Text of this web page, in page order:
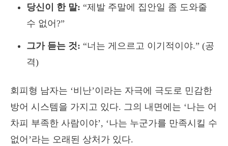
당신이 한 말: “제발 주말에 집안일 좀 도와줄
수 없어?”
그가 듣는 것: “너는 게으르고 이기적이야.” (공
격)
회피형 남자는 ‘비난’이라는 자극에 극도로 민감한
방어 시스템을 가지고 있다. 그의 내면에는 ‘나는 어
차피 부족한 사람이야’, ‘나는 누군가를 만족시킬 수
없어’라는 오래된 상처가 있다.